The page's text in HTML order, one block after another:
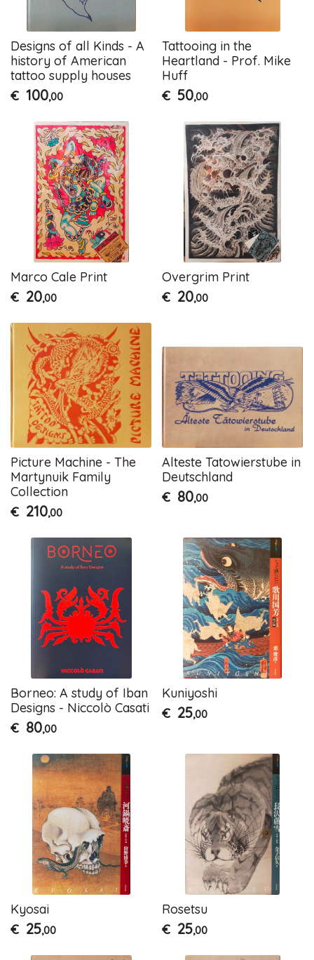
Designs of all Kinds - A
history of American
tattoo supply houses
€ 100,00
Tattooing in the
Heartland - Prof. Mike
Huff
€ 50,00
Marco Cale Print
€ 20,00
Overgrim Print
€ 20,00
Picture Machine - The
Martynuik Family
Collection
€ 210,00
Alteste Tatowierstube in
Deutschland
€ 80,00
Borneo: A study of Iban
Designs - Niccolò Casati
€ 80,00
Kuniyoshi
€ 25,00
Kyosai
€ 25,00
Rosetsu
€ 25,00